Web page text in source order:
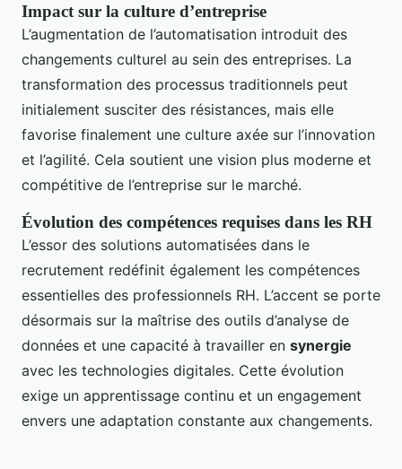
Impact sur la culture d’entreprise
L’augmentation de l’automatisation introduit des
changements culturel au sein des entreprises. La
transformation des processus traditionnels peut
initialement susciter des résistances, mais elle
favorise finalement une culture axée sur l’innovation
et l’agilité. Cela soutient une vision plus moderne et
compétitive de l’entreprise sur le marché.
Évolution des compétences requises dans les RH
L’essor des solutions automatisées dans le
recrutement redéfinit également les compétences
essentielles des professionnels RH. L’accent se porte
désormais sur la maîtrise des outils d’analyse de
données et une capacité à travailler en synergie
avec les technologies digitales. Cette évolution
exige un apprentissage continu et un engagement
envers une adaptation constante aux changements.